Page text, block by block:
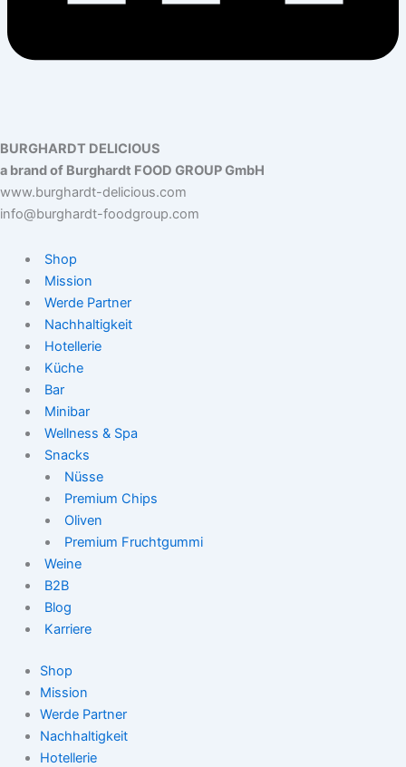
BURGHARDT DELICIOUS
a brand of Burghardt FOOD GROUP GmbH
www.burghardt-delicious.com
info@burghardt-foodgroup.com
Shop
Mission
Werde Partner
Nachhaltigkeit
Hotellerie
Küche
Bar
Minibar
Wellness & Spa
Snacks
Nüsse
Premium Chips
Oliven
Premium Fruchtgummi
Weine
B2B
Blog
Karriere
Shop
Mission
Werde Partner
Nachhaltigkeit
Hotellerie